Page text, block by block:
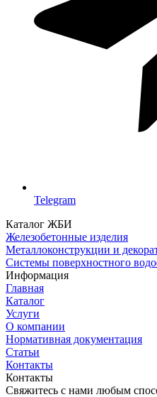
Telegram
Каталог ЖБИ
Железобетонные изделия
Металлоконструкции и
Системы поверхностного
Информация
Главная
Каталог
Услуги
О компании
Нормативная документация
Статьи
Контакты
Контакты
Свяжитесь с нами любым